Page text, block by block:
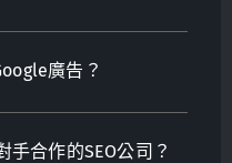
廣告？
手合作的SEO公司？